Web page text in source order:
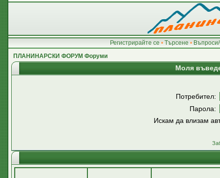
Регистрирайте се • Търсене •
ПЛАНИНАРСКИ ФОРУМ Форуми
Моля
Потребител:
Парола:
Искам да влизам